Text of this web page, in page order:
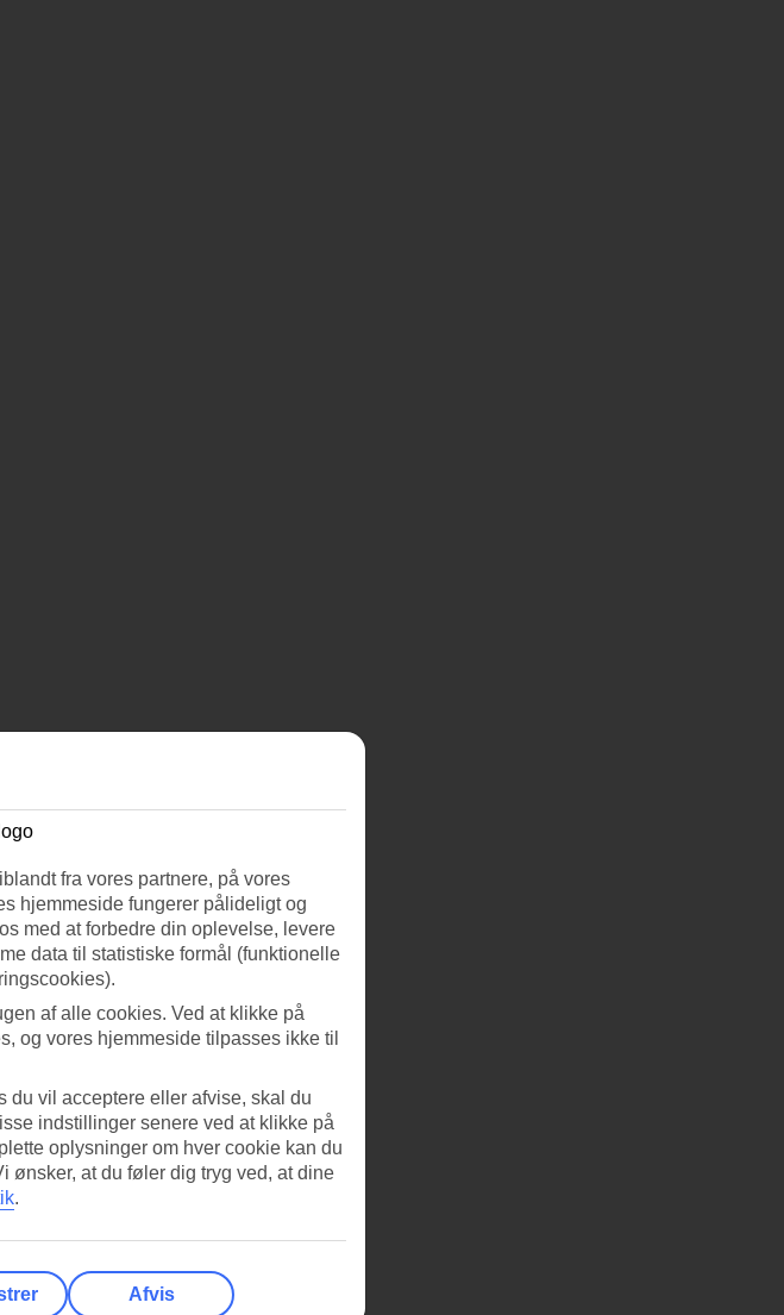
fra vores partnere, på vores
hjemmeside fungerer pålideligt og
med at forbedre din oplevelse, levere
data til statistiske formål (funktionelle
af alle cookies. Ved at klikke på
og vores hjemmeside tilpasses ikke til
vil acceptere eller afvise, skal du
indstillinger senere ved at klikke på
oplysninger om hver cookie kan du
ønsker, at du føler dig tryg ved, at dine
.
Afvis